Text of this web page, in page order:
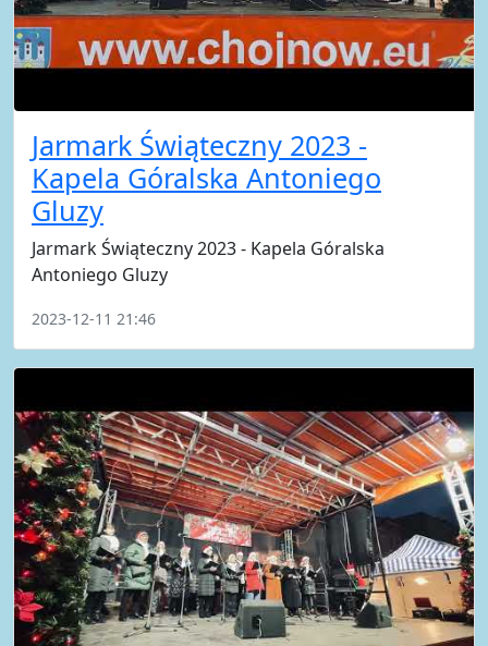
Jarmark Świąteczny 2023 -
Kapela Góralska Antoniego
Gluzy
Jarmark Świąteczny 2023 - Kapela Góralska
Antoniego Gluzy
2023-12-11 21:46